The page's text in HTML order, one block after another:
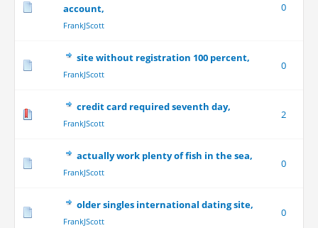
account,
FrankJScott
0
site without registration 100 percent,
FrankJScott
0
credit card required seventh day,
FrankJScott
2
actually work plenty of fish in the sea,
FrankJScott
0
older singles international dating site,
FrankJScott
0